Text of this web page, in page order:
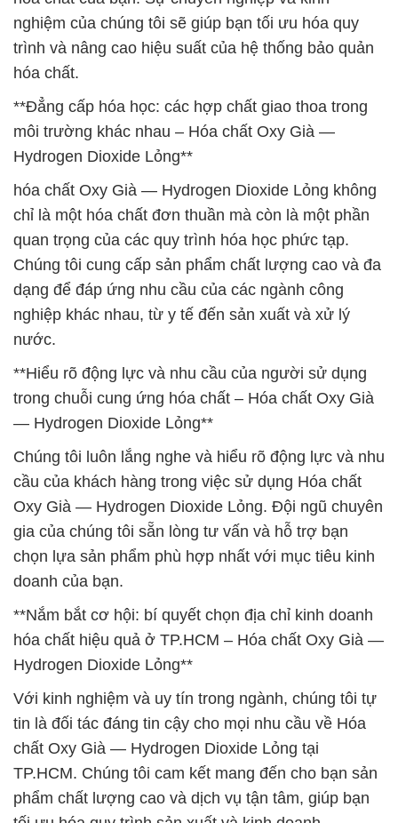
nghiệm của chúng tôi sẽ giúp bạn tối ưu hóa quy
trình và nâng cao hiệu suất của hệ thống bảo quản
hóa chất.
**Đẳng cấp hóa học: các hợp chất giao thoa trong
môi trường khác nhau – Hóa chất Oxy Già —
Hydrogen Dioxide Lỏng**
hóa chất Oxy Già — Hydrogen Dioxide Lỏng không
chỉ là một hóa chất đơn thuần mà còn là một phần
quan trọng của các quy trình hóa học phức tạp.
Chúng tôi cung cấp sản phẩm chất lượng cao và đa
dạng để đáp ứng nhu cầu của các ngành công
nghiệp khác nhau, từ y tế đến sản xuất và xử lý
nước.
**Hiểu rõ động lực và nhu cầu của người sử dụng
trong chuỗi cung ứng hóa chất – Hóa chất Oxy Già
— Hydrogen Dioxide Lỏng**
Chúng tôi luôn lắng nghe và hiểu rõ động lực và nhu
cầu của khách hàng trong việc sử dụng Hóa chất
Oxy Già — Hydrogen Dioxide Lỏng. Đội ngũ chuyên
gia của chúng tôi sẵn lòng tư vấn và hỗ trợ bạn
chọn lựa sản phẩm phù hợp nhất với mục tiêu kinh
doanh của bạn.
**Nắm bắt cơ hội: bí quyết chọn địa chỉ kinh doanh
hóa chất hiệu quả ở TP.HCM – Hóa chất Oxy Già —
Hydrogen Dioxide Lỏng**
Với kinh nghiệm và uy tín trong ngành, chúng tôi tự
tin là đối tác đáng tin cậy cho mọi nhu cầu về Hóa
chất Oxy Già — Hydrogen Dioxide Lỏng tại
TP.HCM. Chúng tôi cam kết mang đến cho bạn sản
phẩm chất lượng cao và dịch vụ tận tâm, giúp bạn